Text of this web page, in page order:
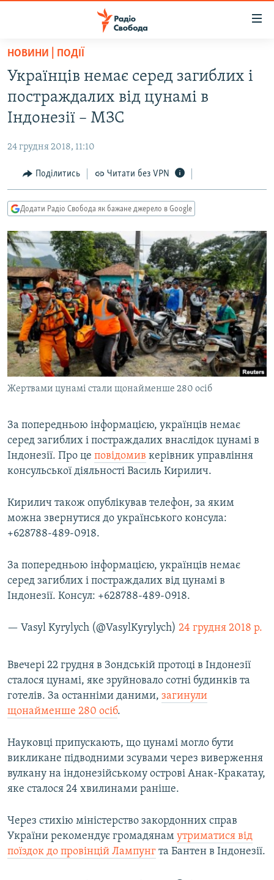
Перейти
основного
матеріалу
Перейти
до
основної
навігації
Перейти
до
пошуку
ВСЕ ЗА ДОБУ
СТАТТІ
ЕКОНОМІКА
СУСПІЛЬСТВО
УКРАЇНА
СВІТ
РОСІЙСЬКА «ФІЛЬТРАЦІЯ»
ДОНБАС.РЕАЛІЇ
ТИ ЯК?
СХЕМИ
ПРИАЗОВ’Я
КИТАЙ.ВИКЛИКИ
МУЛЬТИМЕДІА
ФОТО
СПЕЦПРОЄКТИ
ПОДКАСТИ
РУС
УКР
КТАТ
ДОЛУЧАЙСЯ!
Усі сайти RFE/RL
НОВИНИ | ПОДІЇ
Українців немає серед загиблих і
постраждалих від цунамі в
Індонезії – МЗС
24 грудня 2018, 11:10
Поділитись Читати без VPN
Додати Радіо Свобода як бажане джерело в Google
Жертвами цунамі стали щонайменше 280 осіб
За попередньою інформацією, українців немає
серед загиблих і постраждалих внаслідок цунамі в
Індонезії. Про це повідомив керівник управління
консульської діяльності Василь Кирилич.
Кирилич також опублікував телефон, за яким
можна звернутися до українського консула:
+628788-489-0918.
За попередньою інформацією, українців немає
серед загиблих і постраждалих від цунамі в
Індонезії. Консул: +628788-489-0918.
— Vasyl Kyrylych (@VasylKyrylych) 24 грудня 2018 р.
Ввечері 22 грудня в Зондській протоці в Індонезії
сталося цунамі, яке зруйновало сотні будинків та
готелів. За останніми даними, загинули
щонайменше 280 осіб.
Науковці припускають, що цунамі могло бути
викликане підводними зсувами через виверження
вулкану на індонезійському острові Анак-Кракатау,
яке сталося 24 хвилинами раніше.
Через стихію міністерство закордонних справ
України рекомендує громадянам утриматися від
поїздок до провінцій Лампунг та Бантен в Індонезії.